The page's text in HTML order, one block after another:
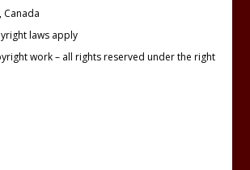
Canada
laws apply
work – all rights reserved under the right